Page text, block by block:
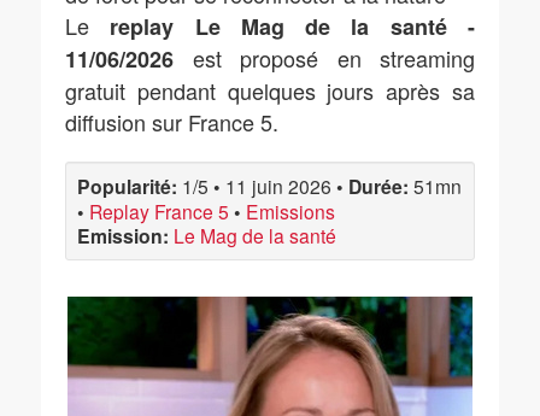
Le replay Le Mag de la santé -
11/06/2026 est proposé en streaming
gratuit pendant quelques jours après sa
diffusion sur France 5.
Popularité: 1/5 • 11 juin 2026 • Durée: 51mn
• Replay France 5 • Emissions
Emission: Le Mag de la santé